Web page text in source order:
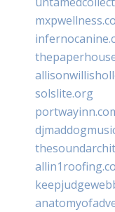
solslite.org